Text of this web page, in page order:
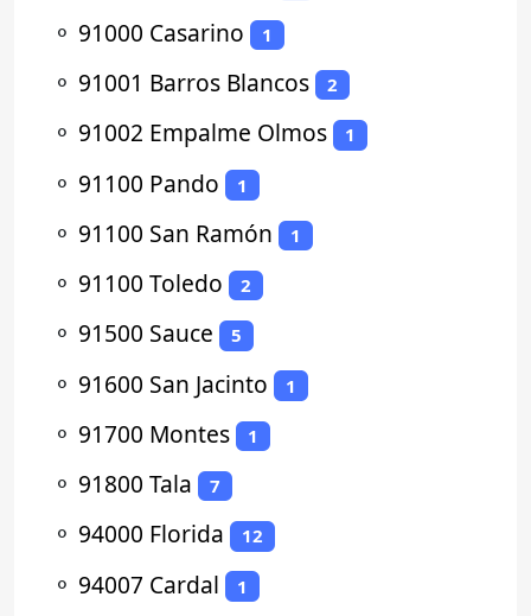
⚬ 91000 Casarino 1
⚬ 91001 Barros Blancos 2
⚬ 91002 Empalme Olmos 1
⚬ 91100 Pando 1
⚬ 91100 San Ramón 1
⚬ 91100 Toledo 2
⚬ 91500 Sauce 5
⚬ 91600 San Jacinto 1
⚬ 91700 Montes 1
⚬ 91800 Tala 7
⚬ 94000 Florida 12
⚬ 94007 Cardal 1